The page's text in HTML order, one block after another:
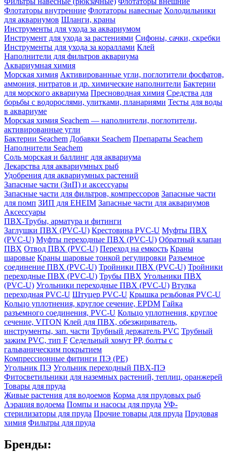
Флотаторы внутренние Флотаторы навесные Холодильники
для аквариумов Шланги, краны
Инструменты для ухода за аквариумом
Инструмент для ухода за растениями Сифоны, сачки, скребки
Инструменты для ухода за кораллами Клей
Наполнители для фильтров аквариума
Аквариумная химия
Морская химия Активированные угли, поглотители фосфатов,
аммония, нитратов и др. химические наполнители Бактерии
для морского аквариума Пресноводная химия Средства для
борьбы с водорослями, улитками, планариями Тесты для воды
в аквариуме
Морская химия Seachem — наполнители, поглотители,
активированные угли
Бактерии Seachem Добавки Seachem Препараты Seachem
Наполнители Seachem
Соль морская и баллинг для аквариума
Лекарства для аквариумных рыб
Удобрения для аквариумных растений
Запасные части (ЗиП) и аксессуары
Запасные части для фильтров, компрессоров Запасные части
для помп ЗИП для EHEIM Запасные части для аквариумов
Аксессуары
ПВХ-Трубы, арматура и фитинги
Заглушки ПВХ (PVC-U) Крестовина PVC-U Муфты ПВХ
(PVC-U) Муфты переходные ПВХ (PVC-U) Обратный клапан
ПВХ Отвод ПВХ (PVC-U) Переход на емкость Краны
шаровые Краны шаровые тонкой регулировки Разъемное
соединение ПВХ (PVC-U) Тройники ПВХ (PVC-U) Тройники
переходные ПВХ (PVC-U) Трубы ПВХ Угольники ПВХ
(PVC-U) Угольники переходные ПВХ (PVC-U) Втулка
переходная PVC-U Штуцер PVC-U Крышка резьбовая PVC-U
Кольцо уплотнения, круглое сечение, EPDM Гайка
разъемного соединения, PVC-U Кольцо уплотнения, круглое
сечение, VITON Клей для ПВХ, обезжириватель,
инструменты, зап. части Трубный держатель PVC Трубный
зажим PVC, тип F Седельный хомут PP, болты с
гальваническим покрытием
Компрессионные фитинги ПЭ (PE)
Угольник ПЭ Угольник переходный ПВХ-ПЭ
Фитосветильники для наземных растений, теплиц, оранжерей
Товары для пруда
Живые растения для водоемов Корма для прудовых рыб
Аэрация водоема Помпы и насосы для пруда УФ-
стерилизаторы для пруда Прочие товары для пруда Прудовая
химия Фильтры для пруда
Бренды: